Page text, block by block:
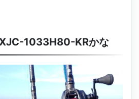
1033H80-KRかな